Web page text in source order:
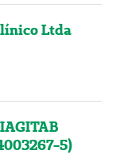
Ltda
5)